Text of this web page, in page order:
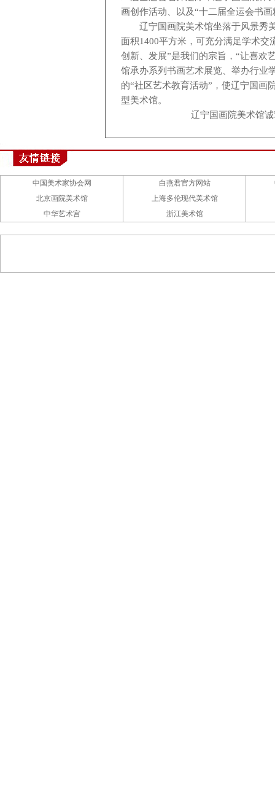
画创作活动、以及“十二届全运会书
辽宁国画院美术馆坐落于风景秀
面积1400平方米，可充分满足学术
创新、发展”是我们的宗旨，“让喜欢
馆承办系列书画艺术展览、举办行业
的“社区艺术教育活动”，使辽宁国画
型美术馆。
辽宁国画院美术馆诚挚
中国美术家协会网 白燕君官方网站
北京画院美术馆
上海多伦现代美术馆
中华艺术宫
浙江美术馆